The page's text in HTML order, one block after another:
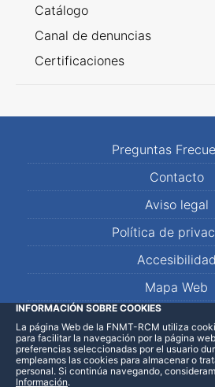
Catálogo
Canal de denuncias
Certificaciones
Preguntas
Contacto
Aviso legal
Política de
Accesibilidad
Mapa Web
LinkedInFacebookWhatsApp
INFORMACIÓN SOBRE COOKIES
La página Web de la FNMT-RCM utiliza
para facilitar la navegación por la página
preferencias seleccionadas por el usuario
empleamos las cookies para almacenar o
personal. Si continúa navegando,
Información.